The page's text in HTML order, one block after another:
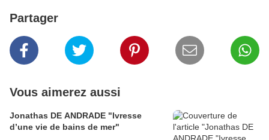
Partager
Vous aimerez aussi
Jonathas DE ANDRADE "Ivresse
d’une vie de bains de mer"